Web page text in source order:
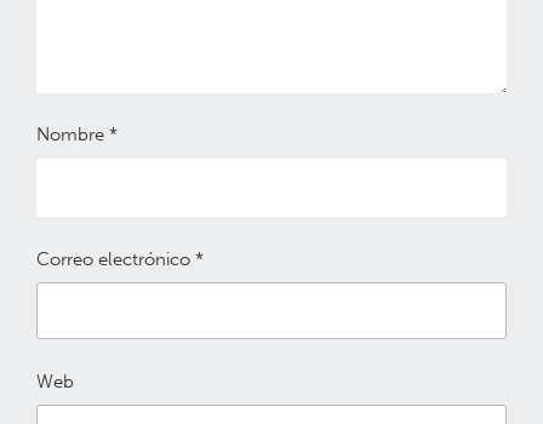
Nombre *
Correo electrónico *
Web